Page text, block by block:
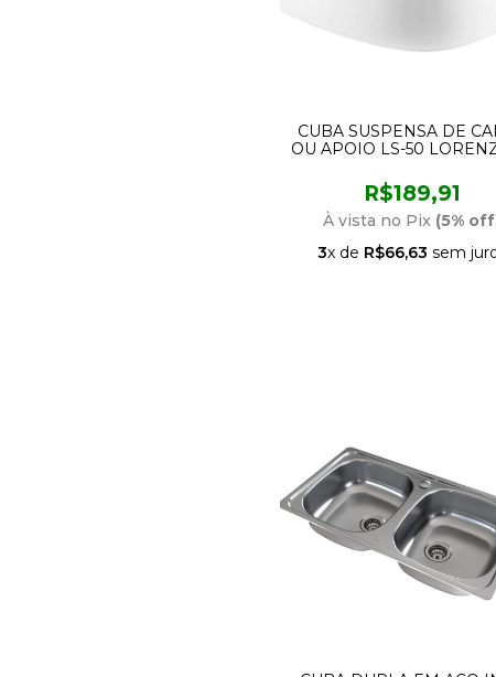
CUBA SUSPENSA DE
OU APOIO LS-50
R$189,91
À vista no Pix (5%
3x de R$66,63 sem